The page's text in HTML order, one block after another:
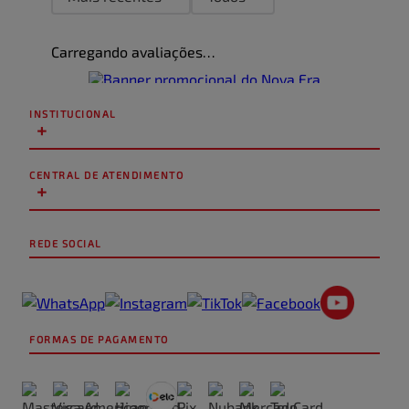
Carregando avaliações…
INSTITUCIONAL
+
CENTRAL DE ATENDIMENTO
+
REDE SOCIAL
FORMAS DE PAGAMENTO